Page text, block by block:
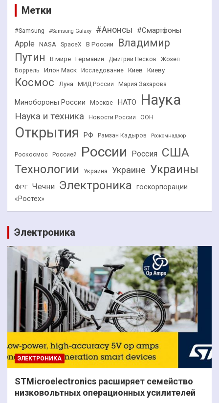
Метки
#Samsung #Samsung Galaxy #Анонсы #Смартфоны
Apple NASA SpaceX В России
Владимир
Путин
В мире Германии Дмитрий Песков
Жозеп
Боррель
Илон Маск Исследование Киев Киеву
Космос Луна МИД России Мария Захарова
Минобороны России Москве НАТО Наука
Наука и техника Новости России ООН
Открытия РФ Рамзан Кадыров Роскомнадзор
Роскосмос Россией России Россия США
Технологии Украина Украине Украины
ФРГ Чечни Электроника госкорпорации
«Ростех»
Электроника
ЭЛЕКТРОНИКА
STMicroelectronics расширяет семейство
низковольтных операционных усилителей